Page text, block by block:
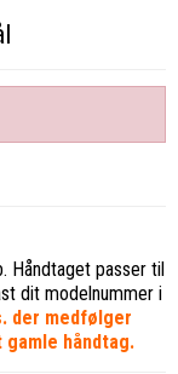
Håndtaget passer til
dit modelnummer i
der medfølger
håndtag.